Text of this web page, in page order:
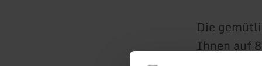
Die
Ihnen auf